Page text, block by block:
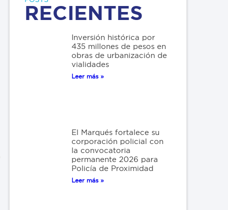
RECIENTES
Inversión histórica por
435 millones de pesos en
obras de urbanización de
vialidades
Leer más »
El Marqués fortalece su
corporación policial con
la convocatoria
permanente 2026 para
Policía de Proximidad
Leer más »